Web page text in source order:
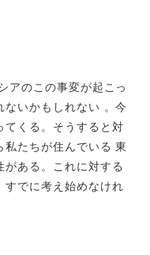
アのこの事変が起こっ
ないかもしれない 。今
てくる。そうすると対
私たちが住んでいる 東
ある。これに対する
すでに考え始めなけれ